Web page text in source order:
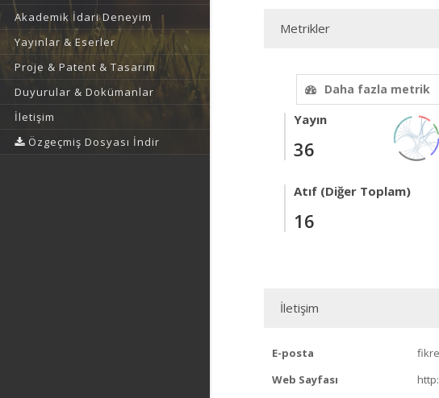
Akademik İdari Deneyim
Yayınlar & Eserler
Proje & Patent & Tasarım
Duyurular & Dokümanlar
İletişim
Özgeçmiş Dosyası İndir
Metrikler
Daha fazla metrik
Yayın
36
Atıf (Diğer Toplam)
16
İletişim
E-posta
Web Sayfası